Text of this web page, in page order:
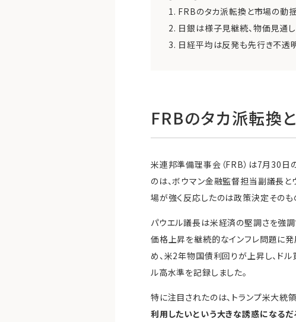
1. FRBのタカ派転換と市場の動
2. 日銀は様子見継続、物価見通
3. 日経平均は反発も先行き不透
FRBのタカ派転換
米連邦準備理事会（FRB）は7月30日
のは、ボウマン金融監督担当副議長
場が強く反応したのは政策決定そのも
パウエル議長は米経済の堅調さを強
価格上昇を継続的なインフレ問題に発
め、米2年物国債利回りが上昇し、ド
ル高水準を記録しました。
特に注目されたのは、トランプ米大統
利用したいという大きな誘惑になるだ